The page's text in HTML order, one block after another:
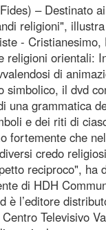
– Destinato
religioni",
- Cristianesimo,
religioni orientali:
di
simbolico, il dvd
una grammatica
e dei riti di
fortemente che
credo
reciproco", ha
di HDH
è l’editore
Televisivo